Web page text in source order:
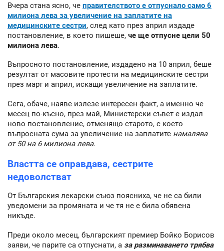
Вчера стана ясно, че правителството е отпуснало само 6
милиона лева за увеличение на заплатите на
медицинските сестри, след като през април издаде
постановление, в което пишеше, че ще отпусне цели 50
милиона лева.
Въпросното постановление, издадено на 10 април, беше
резултат от масовите протести на медицинските сестри
през март и април, искащи увеличение на заплатите.
Сега, обаче, наяве излезе интересен факт, а именно че
месец по-късно, през май, Министерски съвет е издал
ново постановление, отменящо старото, с което
въпросната сума за увеличение на заплатите намалява
от 50 на 6 милиона лева.
Властта се оправдава, сестрите
недоволстват
От Българския лекарски съюз поясниха, че не са били
уведомени за промяната и че тя не е била обявена
никъде.
Преди около месец, българският премиер Бойко Борисов
заяви, че парите са отпуснати, а за разминаването трябва